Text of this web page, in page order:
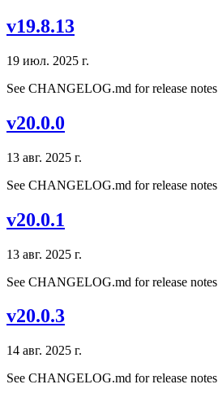
v19.8.13
19 июл. 2025 г.
See CHANGELOG.md for release notes
v20.0.0
13 авг. 2025 г.
See CHANGELOG.md for release notes
v20.0.1
13 авг. 2025 г.
See CHANGELOG.md for release notes
v20.0.3
14 авг. 2025 г.
See CHANGELOG.md for release notes